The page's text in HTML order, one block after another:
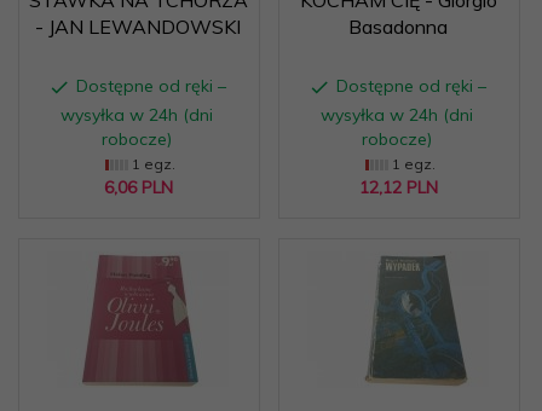
- JAN LEWANDOWSKI
Dostępne od ręki –
wysyłka w 24h (dni
robocze)
1 egz.
6,06 PLN
Basadonna
Dostępne od ręki –
wysyłka w 24h (dni
robocze)
1 egz.
12,12 PLN